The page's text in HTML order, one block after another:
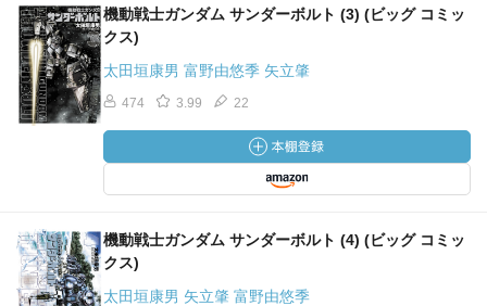
機動戦士ガンダム サンダーボルト (3) (ビッグ コミッ
クス)
太田垣康男 富野由悠季 矢立肇
474 3.99 22
機動戦士ガンダム サンダーボルト (4) (ビッグ コミッ
クス)
太田垣康男 矢立肇 富野由悠季